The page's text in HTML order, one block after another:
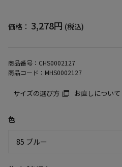
価格： 3,278円 (税込)
商品番号： CHS0002127
商品コード： MHS0002127
サイズの選び方 お直しについて
色